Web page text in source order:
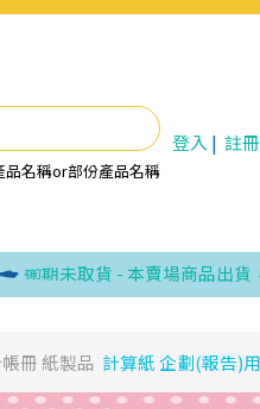
品名稱or部份產品名稱
登入 | 註冊
取貨 - 本賣場商品出貨，若客
冊 紙製品 計算紙 企劃(報告)